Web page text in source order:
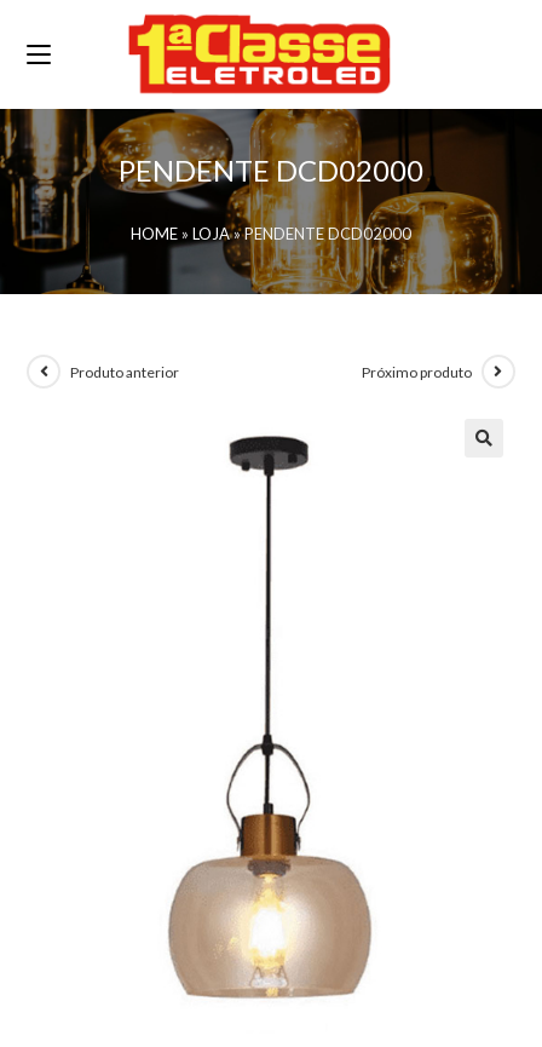
PENDENTE DCD02000
HOME » LOJA»PENDENTE DCD02000
Produto anterior Próximo produto